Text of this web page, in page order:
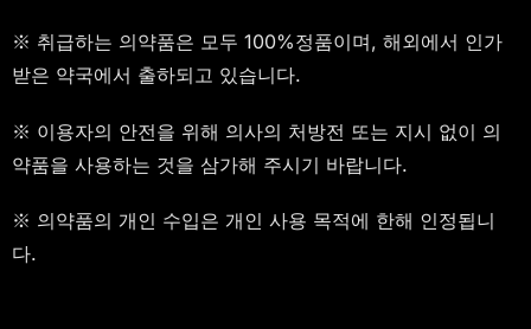
※ 취급하는 의약품은 모두 100%정품이며, 해외에서 인가
받은 약국에서 출하되고 있습니다.
※ 이용자의 안전을 위해 의사의 처방전 또는 지시 없이 의
약품을 사용하는 것을 삼가해 주시기 바랍니다.
※ 의약품의 개인 수입은 개인 사용 목적에 한해 인정됩니
다.